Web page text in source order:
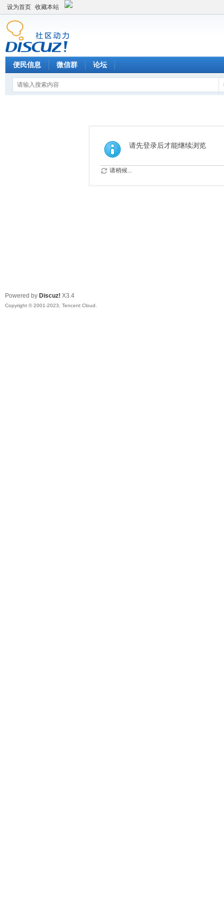
设为首页 收藏本站
便民信息 微信群 论坛
请先登录后才能继续浏览
请稍候...
Powered by Discuz! X3.4
Copyright © 2001-2023, Tencent Cloud.